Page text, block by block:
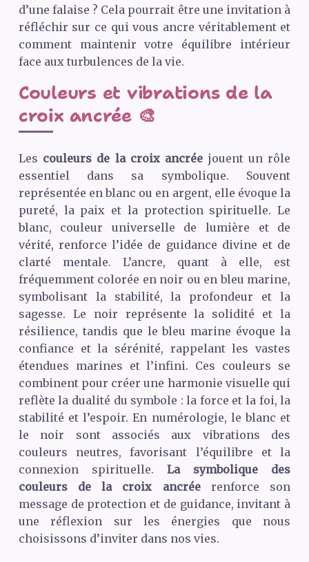
d’une falaise ? Cela pourrait être une invitation à
réfléchir sur ce qui vous ancre véritablement et
comment maintenir votre équilibre intérieur
face aux turbulences de la vie.
Couleurs et vibrations de la
croix ancrée 🎨
Les couleurs de la croix ancrée jouent un rôle
essentiel dans sa symbolique. Souvent
représentée en blanc ou en argent, elle évoque la
pureté, la paix et la protection spirituelle. Le
blanc, couleur universelle de lumière et de
vérité, renforce l’idée de guidance divine et de
clarté mentale. L’ancre, quant à elle, est
fréquemment colorée en noir ou en bleu marine,
symbolisant la stabilité, la profondeur et la
sagesse. Le noir représente la solidité et la
résilience, tandis que le bleu marine évoque la
confiance et la sérénité, rappelant les vastes
étendues marines et l’infini. Ces couleurs se
combinent pour créer une harmonie visuelle qui
reflète la dualité du symbole : la force et la foi, la
stabilité et l’espoir. En numérologie, le blanc et
le noir sont associés aux vibrations des
couleurs neutres, favorisant l’équilibre et la
connexion spirituelle. La symbolique des
couleurs de la croix ancréerenforce son
message de protection et de guidance, invitant à
une réflexion sur les énergies que nous
choisissons d’inviter dans nos vies.